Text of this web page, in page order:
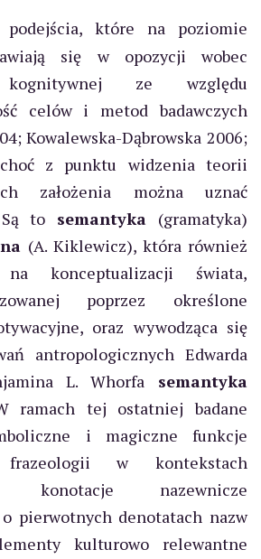
podejścia, które na poziomie
się w opozycji wobec
kognitywnej ze względu
celów i metod badawczych
Kowalewska-Dąbrowska 2006;
z punktu widzenia teorii
założenia można uznać
to semantyka (gramatyka)
(A. Kiklewicz), która również
konceptualizacji świata,
poprzez określone
oraz wywodząca się
antropologicznych Edwarda
L. Whorfa semantyka
ramach tej ostatniej badane
i magiczne funkcje
w kontekstach
konotacje nazewnicze
pierwotnych denotatach nazw
kulturowo relewantne